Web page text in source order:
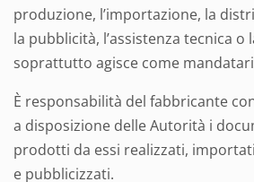
produzione, l’importazione, la
la pubblicità, l’assistenza tecnica o
soprattutto agisce come
È responsabilità del fabbricante
a disposizione delle Autorità i
prodotti da essi realizzati,
e pubblicizzati.